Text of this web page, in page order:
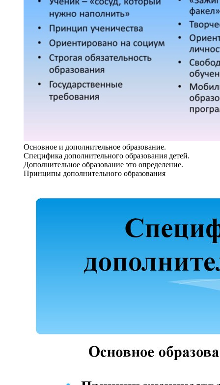
Основное и дополнительное образование.
Специфика дополнительного образования детей.
Дополнительное образование это определение.
Принципы дополнительного образования